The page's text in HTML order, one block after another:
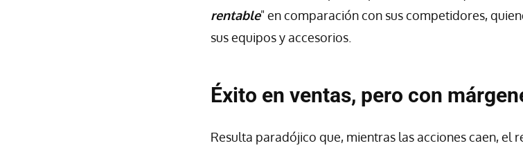
rentable" en comparación con sus competidores,
sus equipos y accesorios.
Éxito en ventas, pero con
Resulta paradójico que, mientras las acciones caen, el